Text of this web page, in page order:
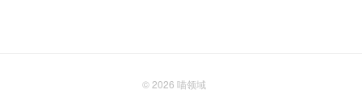
© 2026 喵领域